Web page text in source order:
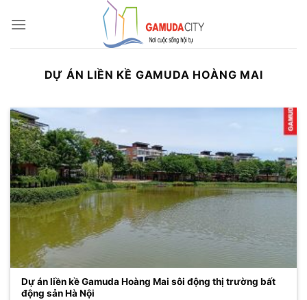
qua
DỰ ÁN LIỀN KỀ GAMUDA HOÀNG MAI
Dự án liền kề Gamuda Hoàng Mai sôi động thị trường bất
động sản Hà Nội